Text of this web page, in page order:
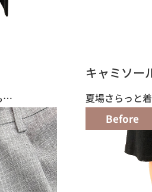
…
キャミソー
夏場さらっと
Before